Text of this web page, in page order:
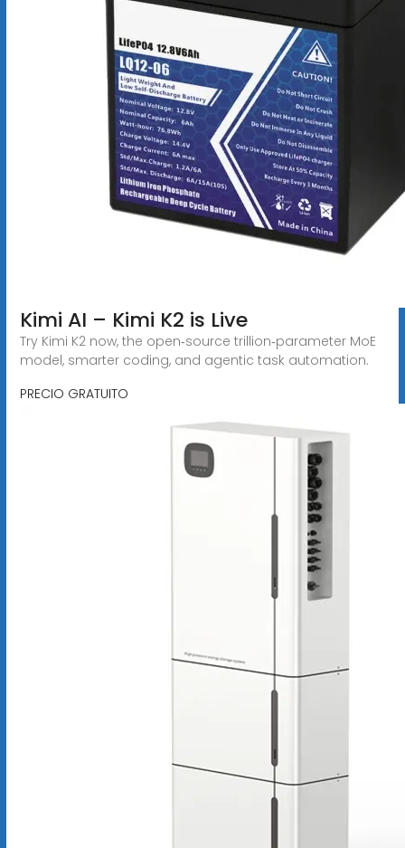
Kimi AI – Kimi K2 is Live
Try Kimi K2 now, the open‑source trillion‑parameter MoE
model, smarter coding, and agentic task automation.
PRECIO GRATUITO